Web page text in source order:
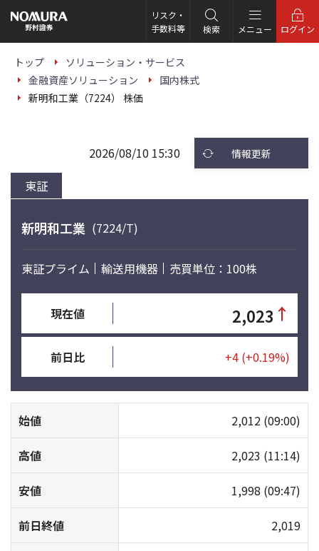
の
ー
リスク・
手数料等
検索 メニュー ログイン
トップ
ソリューション・サービス
金融資産ソリューション
国内株式
新明和工業（7224） 株価
東証
2026/08/10 15:30 情報更新
新明和工業 (7224/T)
東証プライム 輸送用機器 売買単位：100株
現在値 2,023 ↑
前日比 +4 (+0.19%)
始値 2,012 (09:00)
高値 2,023 (11:14)
安値 1,998 (09:47)
前日終値 2,019